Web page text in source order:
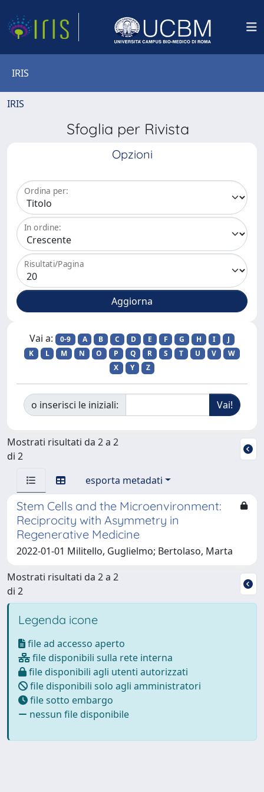
IRIS
IRIS
Sfoglia per Rivista
Opzioni
Ordina per:
In ordine:
Risultati/Pagina
Vai a: 0-9 A B C D E F G H I
J
K
L M N O P Q R S T U V
W
X
Y Z
o inserisci le iniziali:
Mostrati risultati da 2 a 2
di 2
esporta metadati
Stem Cells and the Microenvironment:
Reciprocity with Asymmetry in
Regenerative Medicine
2022-01-01 Militello, Guglielmo; Bertolaso, Marta
Mostrati risultati da 2 a 2
di 2
Legenda icone
file ad accesso aperto
file disponibili sulla rete interna
file disponibili agli utenti autorizzati
file disponibili solo agli amministratori
file sotto embargo
nessun file disponibile